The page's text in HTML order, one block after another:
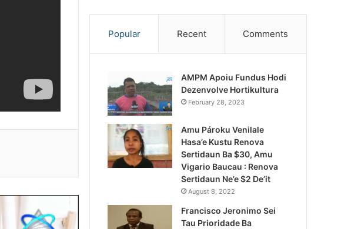
Popular Recent Comments
AMPM Apoiu Fundus Hodi
Dezenvolve Hortikultura
February 28, 2023
Amu Pároku Venilale
Hasa’e Kustu Renova
Sertidaun Ba $30, Amu
Vigario Baucau : Renova
Sertidaun Ne’e $2 De’it
August 8, 2022
Francisco Jeronimo Sei
Tau Prioridade Ba